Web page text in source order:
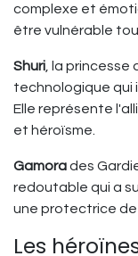
complexe et
être vulnérable
Shuri , la
technologique qui
Elle représente
et héroïsme.
Gamorades
redoutable qui a
une protectrice de
Les